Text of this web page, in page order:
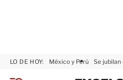
LO DE HOY: México y Perú Se